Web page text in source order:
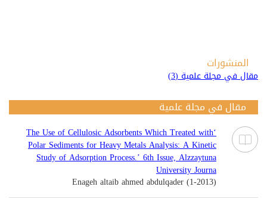
المنشورات
مقال في مجلة علمية (3)
مقال في مجلة علمية
‘The Use of Cellulosic Adsorbents Which Treated with
Polar Sediments for Heavy Metals Analysis: A Kinetic
Study of Adsorption Process.’ 6th Issue, Alzzaytuna
University Journa
Enageh altaib ahmed abdulqader (1-2013)